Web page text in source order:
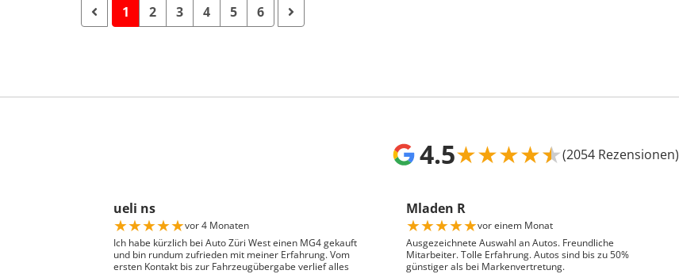
1 2 3 4 5 6
4.5★★★★★(2054 Rezensionen)
ueli ns
★★★★★vor 4 Monaten
Ich habe kürzlich bei Auto Züri West einen MG4 gekauft
und bin rundum zufrieden mit meiner Erfahrung. Vom
ersten Kontakt bis zur Fahrzeugübergabe verlief alles
Mladen R
★★★★★vor einem Monat
Ausgezeichnete Auswahl an Autos. Freundliche
Mitarbeiter. Tolle Erfahrung. Autos sind bis zu 50%
günstiger als bei Markenvertretung.